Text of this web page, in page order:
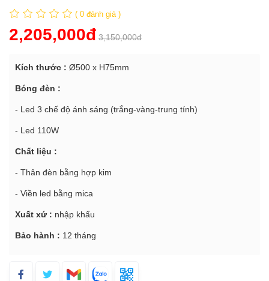
( 0 đánh giá )
2,205,000đ 3,150,000đ
Kích thước : Ø500 x H75mm
Bóng đèn :
- Led 3 chế độ ánh sáng (trắng-vàng-trung tính)
- Led 110W
Chất liệu :
- Thân đèn bằng hợp kim
- Viền led bằng mica
Xuất xứ : nhập khẩu
Bảo hành : 12 tháng